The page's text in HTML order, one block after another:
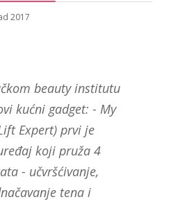
2017
beauty institutu
kućni gadget: - My
Expert) prvi je
koji pruža 4
- učvršćivanje,
tena i